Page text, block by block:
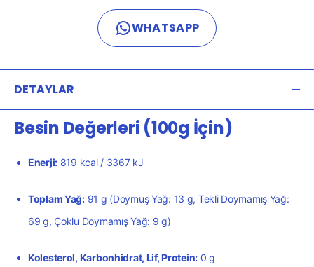
WHATSAPP
DETAYLAR
Besin Değerleri (100g İçin)
Enerji: 819 kcal / 3367 kJ
Toplam Yağ:91 g (Doymuş Yağ: 13 g, Tekli Doymamış Yağ:
69 g, Çoklu Doymamış Yağ: 9 g)
Kolesterol, Karbonhidrat, Lif, Protein: 0 g